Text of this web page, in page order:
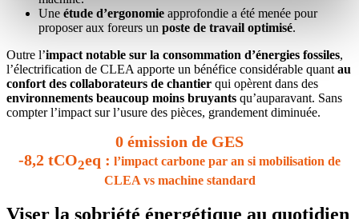
Une étude d’ergonomie approfondie a été menée pour
proposer aux foreurs un poste de travail optimisé.
Outre l’impact notable sur la consommation d’énergies fossiles,
l’électrification de CLEA apporte un bénéfice considérable quant au
confort des collaborateurs de chantier qui opèrent dans des
environnements beaucoup moins bruyants qu’auparavant. Sans
compter l’impact sur l’usure des pièces, grandement diminuée.
0 émission de GES
-8,2 tCO2eq : l’impact carbone par an si mobilisation de
CLEA vs machine standard
Viser la sobriété énergétique au quotidien